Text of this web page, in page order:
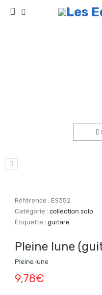
Référence :ES352
Catégorie :collection solo
Étiquette :guitare
Pleine lune
Pleine lune
9,78€